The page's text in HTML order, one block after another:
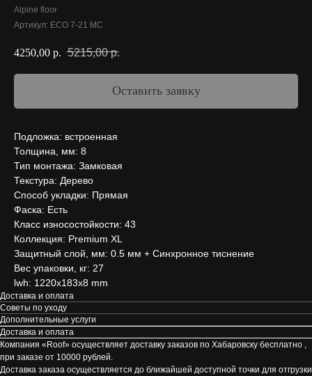
Alpine floor
Артикул: ECO 7-21 МС
4250,00 р. 5215,00 р.
Оставить заявку
Подложка: встроенная
Толщина, мм: 8
Тип монтажа: Замковая
Текстура: Дерево
Способ укладки: Прямая
Фаска: Есть
Класс износостойкости: 43
Коллекция: Premium XL
Защитный слой, мм: 0.5 мм + Cинхронное тиснение
Вес упаковки, кг: 27
lwh: 1220x183x8 mm
Доставка и оплата
Советы по уходу
Дополнительные услуги
Доставка и оплата
Компания «Roof» осуществляет доставку заказов по Хабаровску бесплатно ,
при заказе от 10000 рублей.
Доставка заказа осуществляется до ближайшей доступной точки для отгрузки